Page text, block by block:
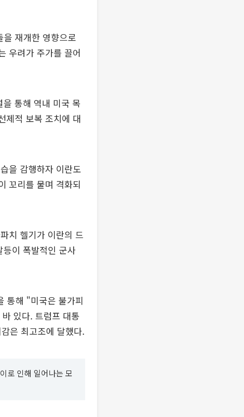
재개한 영향으로
우려가 주가를 끌어
통해 역내 미국 목
제적 보복 조치에 대
을 감행하자 이란도
꼬리를 물며 격화되
치 헬기가 이란의 드
이 폭발적인 군사
통해 "미국은 불가피
있다. 트럼프 대통
은 최고조에 달했다.
로 인해 일어나는 모